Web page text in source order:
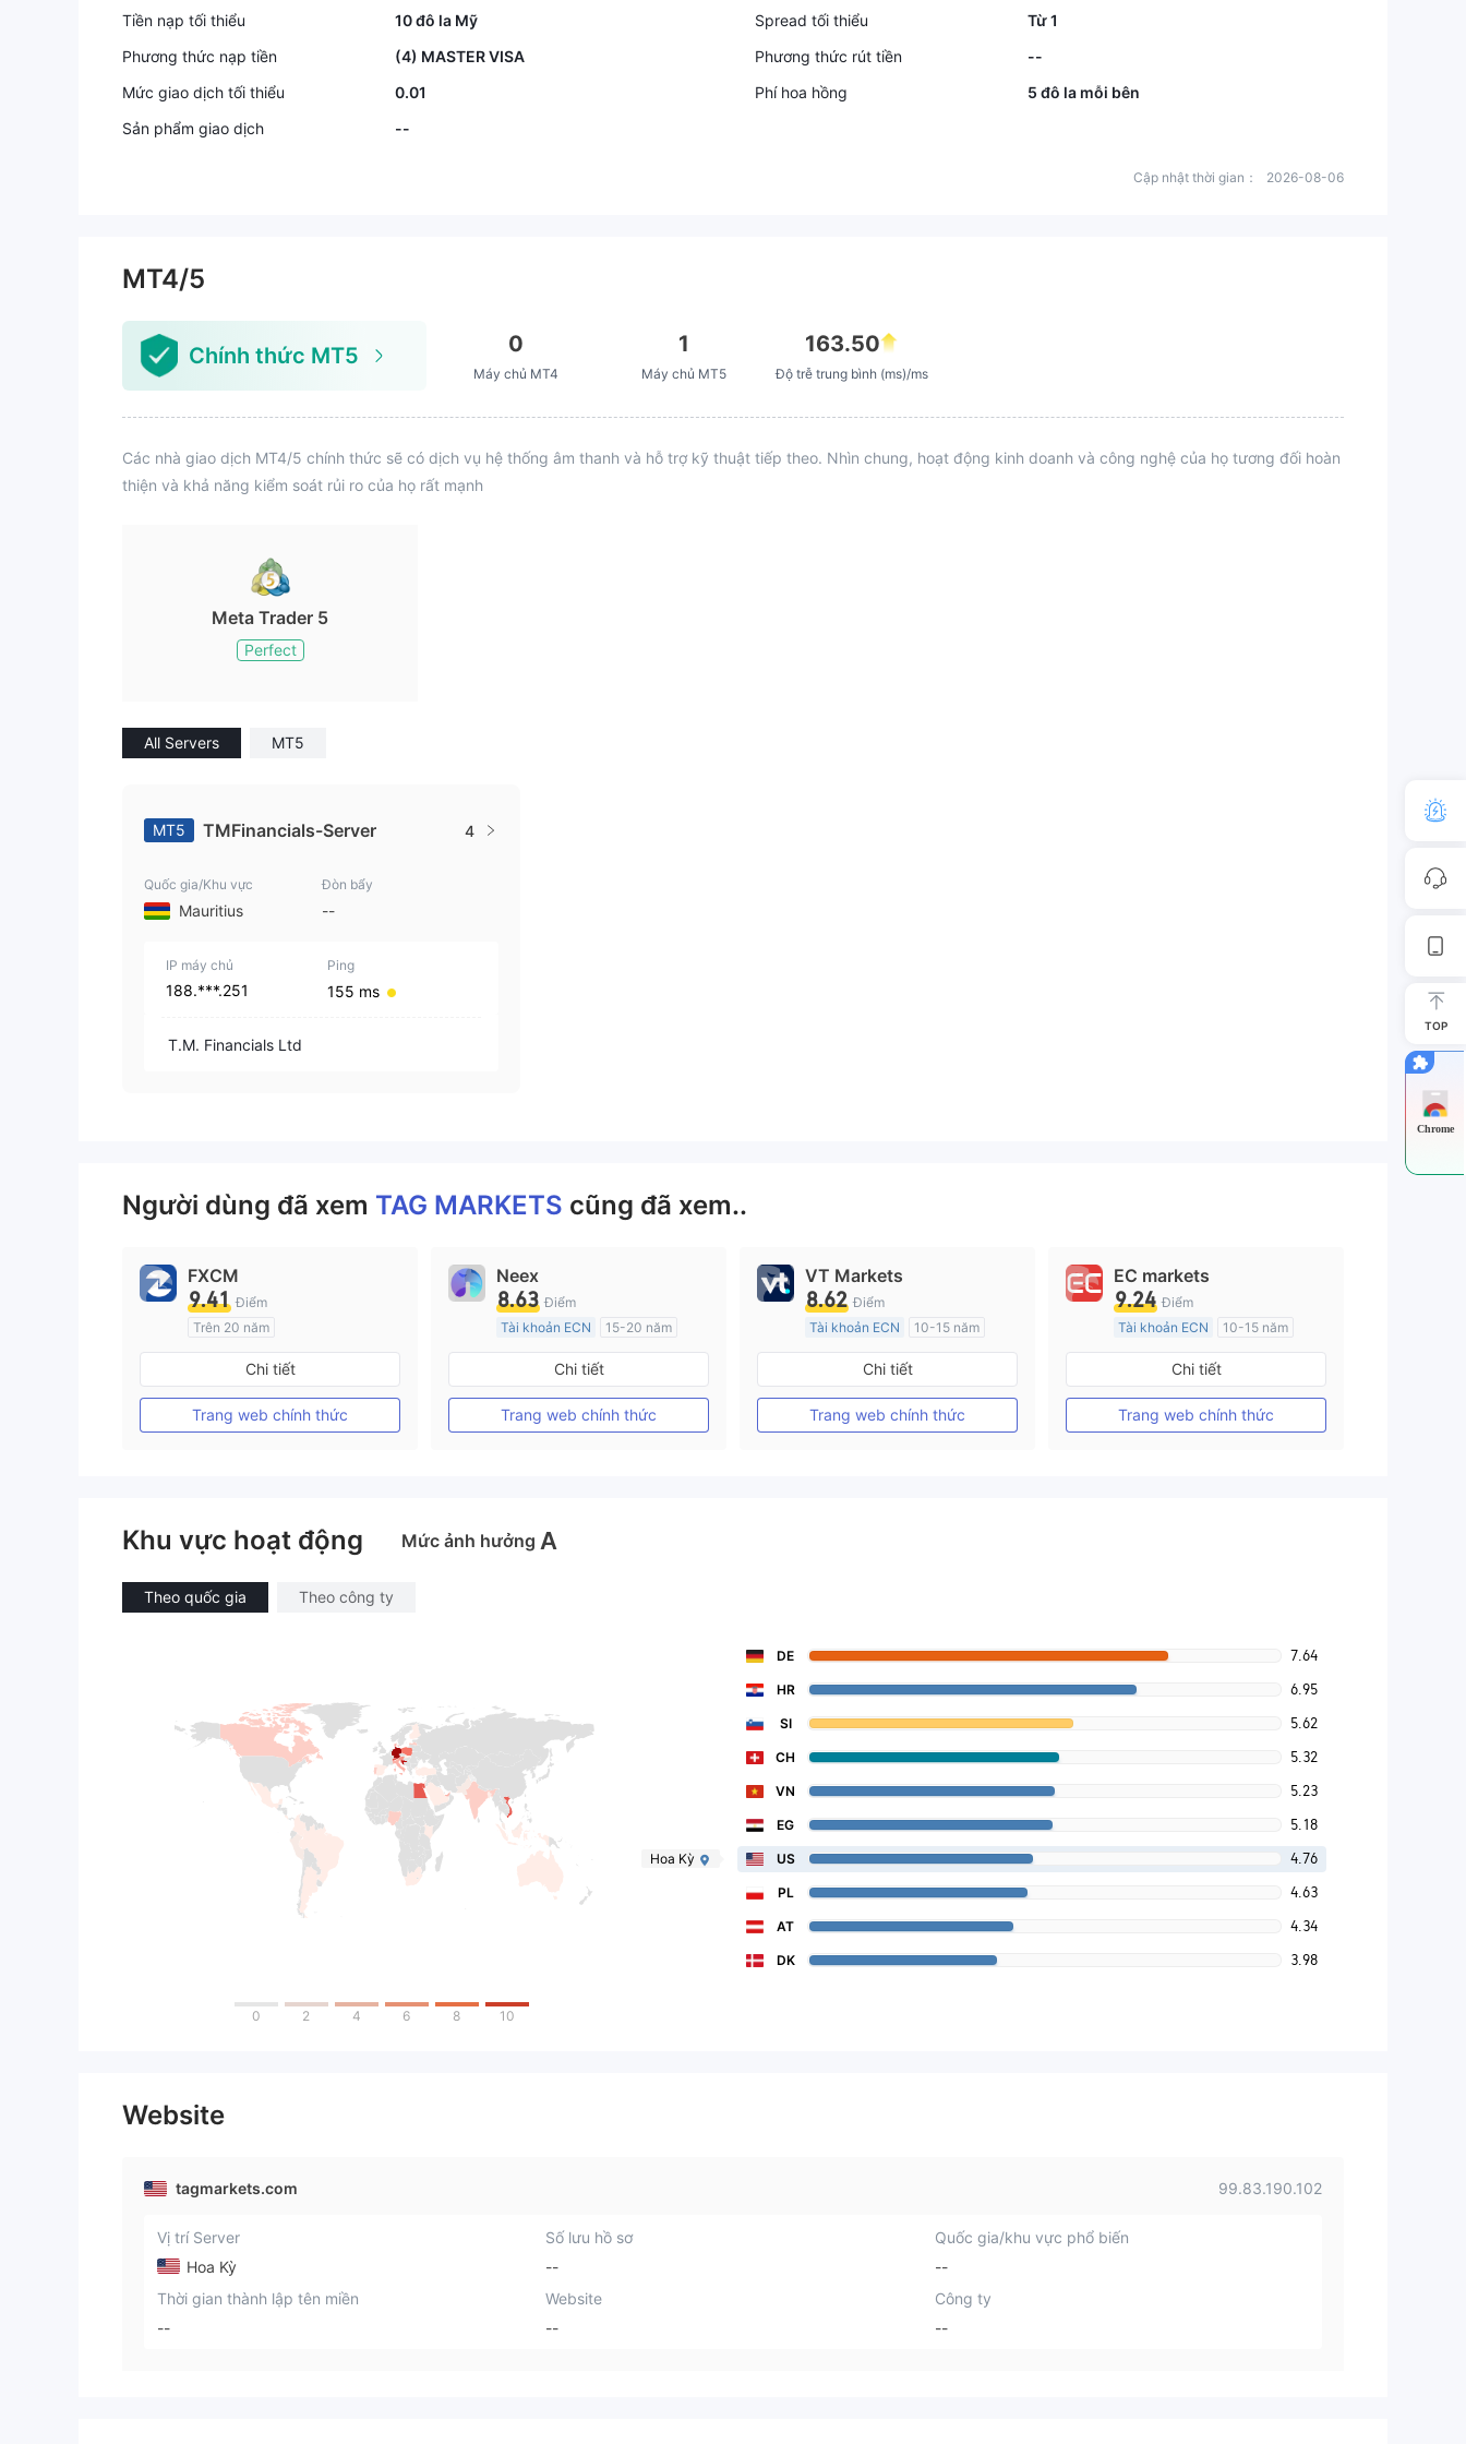
ã liên hệ với dịch vụ khách hàng,
hông có giải thích rõ ràng hoặc gi
ải pháp nào. Tôi chỉ muốn cảnh b
Tiền nạp tối thiểu
10 đô la Mỹ Spread tối thiểu
Từ 1
Phương thức nạp tiền
(4) MASTER VISA Phương thức rút tiền
--
Mức giao dịch tối thiểu
0.01 Phí hoa hồng
5 đô la mỗi bên
Sản phẩm giao dịch
--
Cập nhật thời gian： 2026-08-06
MT4/5
Chính thức MT5 0
Máy chủ MT4
1
Máy chủ MT5
163.50
Độ trễ trung bình (ms)/ms
Các nhà giao dịch MT4/5 chính thức sẽ có dịch vụ hệ thống âm thanh và hỗ trợ kỹ thuật tiếp theo. Nhìn chung, hoạt động kinh doanh và công nghệ của họ tương đối hoàn
thiện và khả năng kiểm soát rủi ro của họ rất mạnh
Meta Trader 5
Perfect
All Servers MT5
MT5 TMFinancials-Server 4
Quốc gia/Khu vực
Mauritius
Đòn bẩy
--
IP máy chủ
188.***.251
Ping
155 ms
T.M. Financials Ltd
Người dùng đã xem TAG MARKETS cũng đã xem..
FXCM
9.41 Điểm
Trên 20 năm
Đăng ký tại Nước Úc
MT4 Chính thức
Chi tiết
Trang web chính thức
Neex
8.63 Điểm
Tài khoản ECN
15-20 năm
Đăng ký tại Nước Úc
MT4 Chính thức
Chi tiết
Trang web chính thức
VT Markets
8.62 Điểm
Tài khoản ECN
10-15 năm
Đăng ký tại Nước Úc
MT4 Chính thức
Chi tiết
Trang web chính thức
EC markets
9.24 Điểm
Tài khoản ECN
10-15 năm
Đăng ký tại Nước Úc
MT4 Chính thức
Chi tiết
Trang web chính thức
Khu vực hoạt động Mức ảnh hưởng A
Theo quốc gia Theo công ty
0 2 4 6 8 10
DE 7.64
HR 6.95
SI 5.62
CH 5.32
VN 5.23
EG 5.18
Hoa Kỳ US 4.76
PL 4.63
AT 4.34
DK 3.98
Website
tagmarkets.com 99.83.190.102
Vị trí Server
Hoa Kỳ
Số lưu hồ sơ
--
Quốc gia/khu vực phổ biến
--
Thời gian thành lập tên miền
--
Website
--
Công ty
--
TOP
Chrome